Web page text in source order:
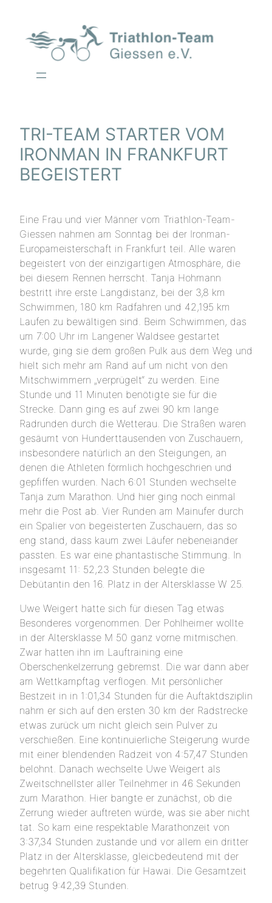
springen
TRI-TEAM STARTER VOM
IRONMAN IN FRANKFURT
BEGEISTERT
Eine Frau und vier Männer vom Triathlon-Team-
Giessen nahmen am Sonntag bei der Ironman-
Europameisterschaft in Frankfurt teil. Alle waren
begeistert von der einzigartigen Atmosphäre, die
bei diesem Rennen herrscht. Tanja Hohmann
bestritt ihre erste Langdistanz, bei der 3,8 km
Schwimmen, 180 km Radfahren und 42,195 km
Laufen zu bewältigen sind. Beim Schwimmen, das
um 7:00 Uhr im Langener Waldsee gestartet
wurde, ging sie dem großen Pulk aus dem Weg und
hielt sich mehr am Rand auf um nicht von den
Mitschwimmern „verprügelt“ zu werden. Eine
Stunde und 11 Minuten benötigte sie für die
Strecke. Dann ging es auf zwei 90 km lange
Radrunden durch die Wetterau. Die Straßen waren
gesäumt von Hunderttausenden von Zuschauern,
insbesondere natürlich an den Steigungen, an
denen die Athleten förmlich hochgeschrien und
gepfiffen wurden. Nach 6:01 Stunden wechselte
Tanja zum Marathon. Und hier ging noch einmal
mehr die Post ab. Vier Runden am Mainufer durch
ein Spalier von begeisterten Zuschauern, das so
eng stand, dass kaum zwei Läufer nebeneiander
passten. Es war eine phantastische Stimmung. In
insgesamt 11: 52,23 Stunden belegte die
Debütantin den 16. Platz in der Altersklasse W 25.
Uwe Weigert hatte sich für diesen Tag etwas
Besonderes vorgenommen. Der Pohlheimer wollte
in der Altersklasse M 50 ganz vorne mitmischen.
Zwar hatten ihn im Lauftraining eine
Oberschenkelzerrung gebremst. Die war dann aber
am Wettkampftag verflogen. Mit persönlicher
Bestzeit in in 1:01,34 Stunden für die Auftaktdsziplin
nahm er sich auf den ersten 30 km der Radstrecke
etwas zurück um nicht gleich sein Pulver zu
verschießen. Eine kontinuierliche Steigerung wurde
mit einer blendenden Radzeit von 4:57,47 Stunden
belohnt. Danach wechselte Uwe Weigert als
Zweitschnellster aller Teilnehmer in 46 Sekunden
zum Marathon. Hier bangte er zunächst, ob die
Zerrung wieder auftreten würde, was sie aber nicht
tat. So kam eine respektable Marathonzeit von
3:37,34 Stunden zustande und vor allem ein dritter
Platz in der Altersklasse, gleicbedeutend mit der
begehrten Qualifikation für Hawai. Die Gesamtzeit
betrug 9:42,39 Stunden.